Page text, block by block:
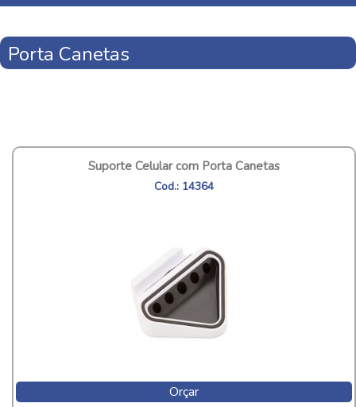
Porta Canetas
Suporte Celular com Porta Canetas
Cod.: 14364
Orçar